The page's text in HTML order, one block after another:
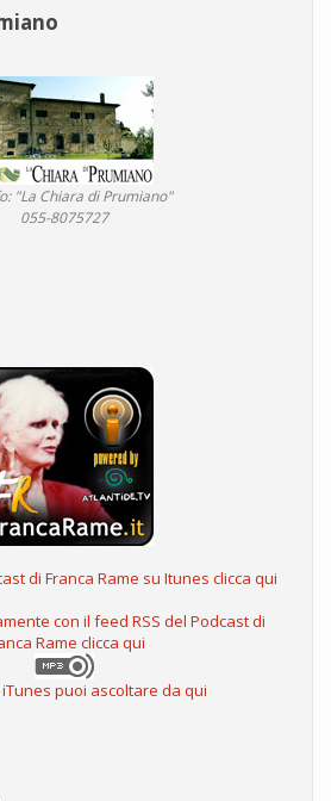
"La Chiara di Prumiano"
055-8075727
di Franca Rame su Itunes clicca qui
con il feed RSS del Podcast di
Rame clicca qui
puoi ascoltare da qui